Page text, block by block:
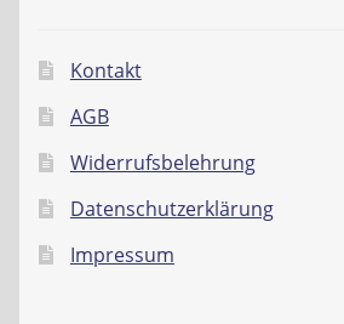
Kontakt
AGB
Widerrufsbelehrung
Datenschutzerklärung
Impressum